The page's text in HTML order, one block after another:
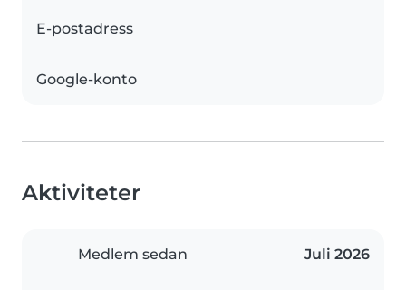
E-postadress
Google-konto
Aktiviteter
Medlem sedan Juli 2026